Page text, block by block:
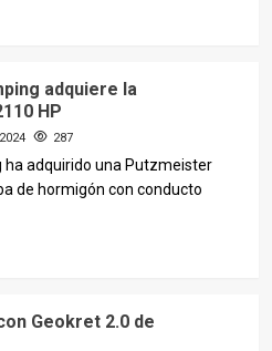
adquiere la
HP
287
ha adquirido una Putzmeister
de hormigón con conducto
Geokret 2.0 de